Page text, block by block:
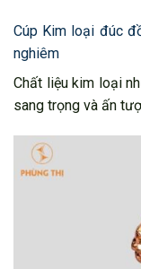
Cúp Kim loại đúc
nghiêm
Chất liệu kim loại
sang trọng và ấn